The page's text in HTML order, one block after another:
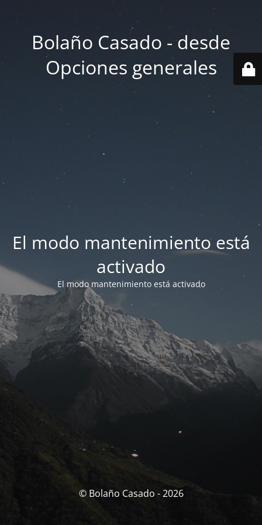
Bolaño Casado - desde
Opciones generales
El modo mantenimiento está
activado
El modo mantenimiento está activado
© Bolaño Casado - 2026